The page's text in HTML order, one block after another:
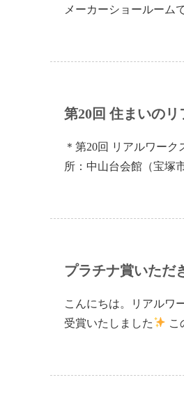
メーカーショールーム
第20回 住まいの
＊第20回 リアルワー
所：中山台会館（宝塚
プラチナ賞いただ
こんにちは。リアルワ
受賞いたしました
こ